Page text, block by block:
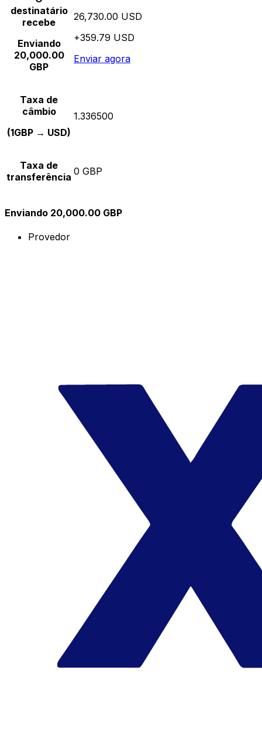
destinatário
recebe
Enviando
20,000.00
GBP
26,730.00 USD
+359.79 USD
Enviar agora
Taxa de
câmbio
(1GBP → USD)
1.336500
Taxa de
transferência 0 GBP
Enviando 20,000.00 GBP
Provedor